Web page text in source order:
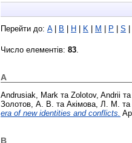
Перейти до: A| B H K M P S
Число елементів: 83.
A
Andrusiak, Mark та Zolotov, Andrii та
Золотов, А. В. та Акімова, Л. М. та
era of new identities and conflicts.
B